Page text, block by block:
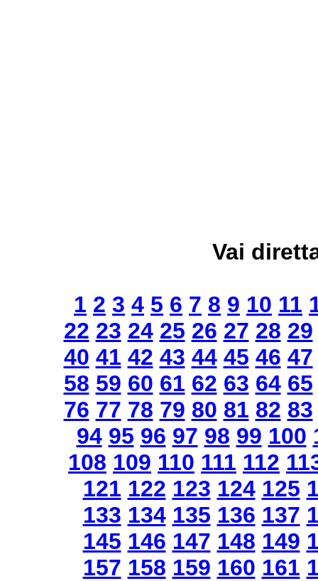
Vai
1 2 3 4 5 6 7 8 9 10 11
22 23 24 25 26 27 28 29
40 41 42 43 44 45 46 47
58 59 60 61 62 63 64 65
76 77 78 79 80 81 82 83
94 95 96 97 98 99 100
108 109 110 111 112
121 122 123 124 125
133 134 135 136 137
145 146 147 148 149
157 158 159 160 161